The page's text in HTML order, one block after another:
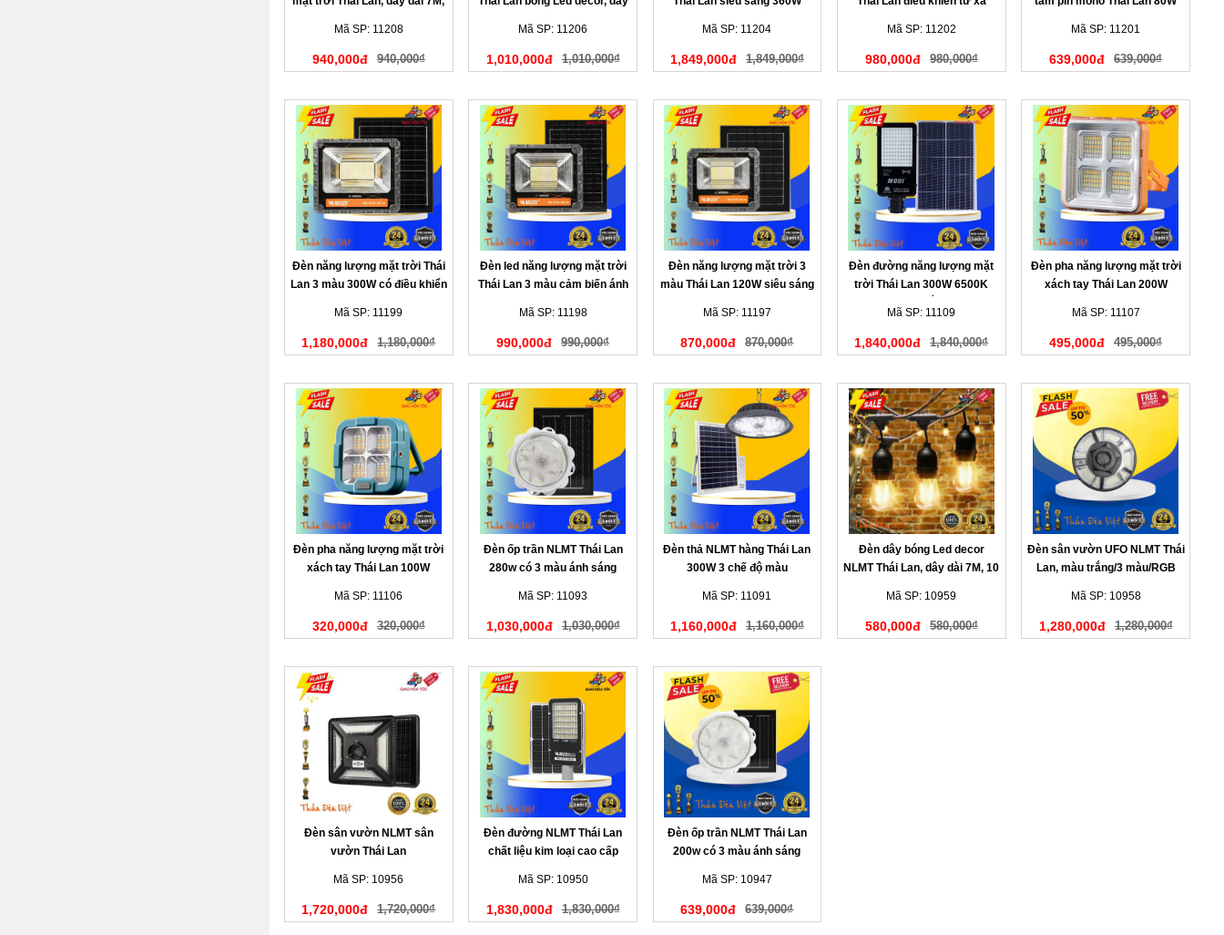
Mã SP: 11208
940,000đ 940,000₫
Mã SP: 11206
1,010,000đ 1,010,000₫
Mã SP: 11204
1,849,000đ 1,849,000₫
Mã SP: 11202
980,000đ 980,000₫
Mã SP: 11201
639,000đ 639,000₫
Đèn năng lượng mặt trời Thái
Lan 3 màu 300W có điều khiển
Mã SP: 11199
1,180,000đ 1,180,000₫
Đèn led năng lượng mặt trời
Thái Lan 3 màu cảm biến ánh
Mã SP: 11198
990,000đ 990,000₫
Đèn năng lượng mặt trời 3
màu Thái Lan 120W siêu sáng
Mã SP: 11197
870,000đ 870,000₫
Đèn đường năng lượng mặt
trời Thái Lan 300W 6500K
Mã SP: 11109
1,840,000đ 1,840,000₫
Đèn pha năng lượng mặt trời
xách tay Thái Lan 200W
Mã SP: 11107
495,000đ 495,000₫
Đèn pha năng lượng mặt trời
xách tay Thái Lan 100W
Mã SP: 11106
320,000đ 320,000₫
Đèn ốp trần NLMT Thái Lan
280w có 3 màu ánh sáng
Mã SP: 11093
1,030,000đ 1,030,000₫
Đèn thả NLMT hàng Thái Lan
300W 3 chế độ màu
Mã SP: 11091
1,160,000đ 1,160,000₫
Đèn dây bóng Led decor
NLMT Thái Lan, dây dài 7M, 10
Mã SP: 10959
580,000đ 580,000₫
Đèn sân vườn UFO NLMT Thái
Lan, màu trắng/3 màu/RGB
Mã SP: 10958
1,280,000đ 1,280,000₫
Đèn sân vườn NLMT sân
vườn Thái Lan
Mã SP: 10956
1,720,000đ 1,720,000₫
Đèn đường NLMT Thái Lan
chất liệu kim loại cao cấp
Mã SP: 10950
1,830,000đ 1,830,000₫
Đèn ốp trần NLMT Thái Lan
200w có 3 màu ánh sáng
Mã SP: 10947
639,000đ 639,000₫